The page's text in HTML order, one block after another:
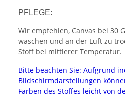
PFLEGE:
Wir empfehlen, Canvas bei 30
waschen und an der Luft zu
Stoff bei mittlerer Temperatur.
Bitte beachten Sie: Aufgrund
Bildschirmdarstellungen
Farben des Stoffes leicht von